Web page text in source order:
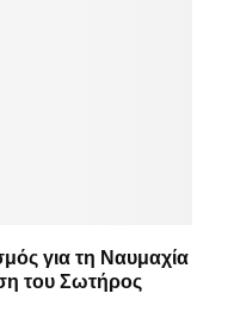
για τη Ναυμαχία
του Σωτήρος